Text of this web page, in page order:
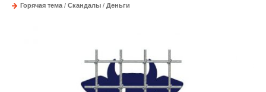
Горячая тема / Скандалы / Деньги